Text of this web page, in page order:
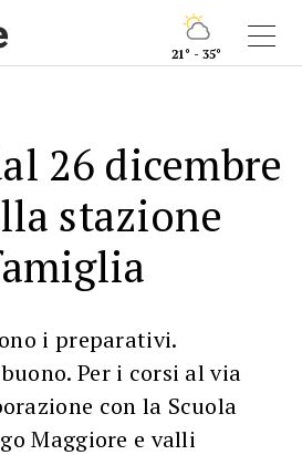
21° - 35°
26 dicembre
stazione
i preparativi.
Per i corsi al via
con la Scuola
Maggiore e valli